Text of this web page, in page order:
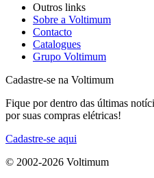
Outros links
Sobre a Voltimum
Contacto
Catalogues
Grupo Voltimum
Cadastre-se na Voltimum
Fique por dentro das últimas
por suas compras elétricas!
Cadastre-se aqui
© 2002-2026 Voltimum